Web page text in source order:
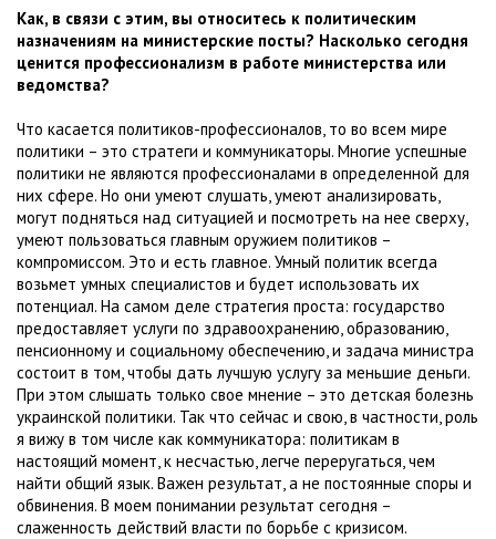
Как, в связи с этим, вы относитесь к политическим
назначениям на министерские посты? Насколько сегодня
ценится профессионализм в работе министерства или
ведомства?
Что касается политиков-профессионалов, то во всем мире
политики – это стратеги и коммуникаторы. Многие успешные
политики не являются профессионалами в определенной для
них сфере. Но они умеют слушать, умеют анализировать,
могут подняться над ситуацией и посмотреть на нее сверху,
умеют пользоваться главным оружием политиков –
компромиссом. Это и есть главное. Умный политик всегда
возьмет умных специалистов и будет использовать их
потенциал. На самом деле стратегия проста: государство
предоставляет услуги по здравоохранению, образованию,
пенсионному и социальному обеспечению, и задача министра
состоит в том, чтобы дать лучшую услугу за меньшие деньги.
При этом слышать только свое мнение – это детская болезнь
украинской политики. Так что сейчас и свою, в частности, роль
я вижу в том числе как коммуникатора: политикам в
настоящий момент, к несчастью, легче переругаться, чем
найти общий язык. Важен результат, а не постоянные споры и
обвинения. В моем понимании результат сегодня –
слаженность действий власти по борьбе с кризисом.